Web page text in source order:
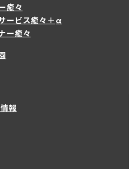
癒々
ービス癒々＋ α
ービス癒々＋
ー癒々
報